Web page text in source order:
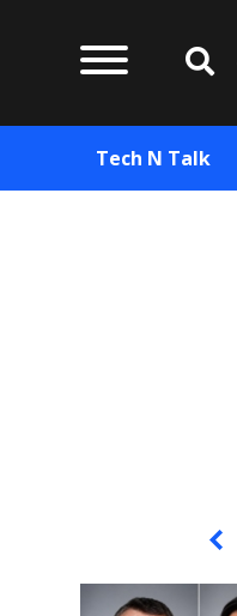
Tech N Talk